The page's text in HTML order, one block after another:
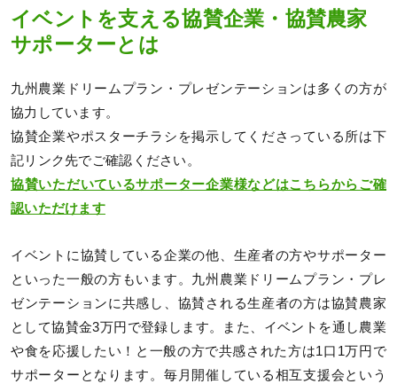
イベントを支える協賛企業・協賛農家
サポーターとは
九州農業ドリームプラン・プレゼンテーションは多くの方が
協力しています。
協賛企業やポスターチラシを掲示してくださっている所は下
記リンク先でご確認ください。
協賛いただいているサポーター企業様などはこちらからご確
認いただけます
イベントに協賛している企業の他、生産者の方やサポーター
といった一般の方もいます。九州農業ドリームプラン・プレ
ゼンテーションに共感し、協賛される生産者の方は協賛農家
として協賛金3万円で登録します。また、イベントを通し農業
や食を応援したい！と一般の方で共感された方は1口1万円で
サポーターとなります。毎月開催している相互支援会という